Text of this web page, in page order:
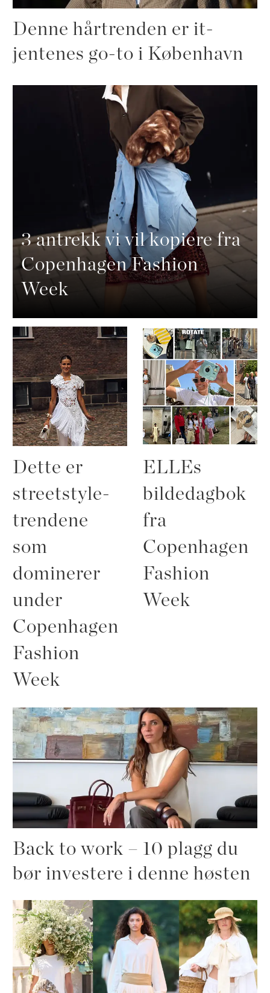
Denne hårtrenden er it-
jentenes go-to i København
3 antrekk vi vil kopiere fra
Copenhagen Fashion
Week
Dette er
streetstyle-
trendene
som
dominerer
under
Copenhagen
Fashion
Week
ELLEs
bildedagbok
fra
Copenhagen
Fashion
Week
Back to work – 10 plagg du
bør investere i denne høsten